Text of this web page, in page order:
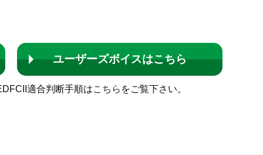
ユーザーズボイスはこちら
適合判断手順はこちら をご覧下さい。